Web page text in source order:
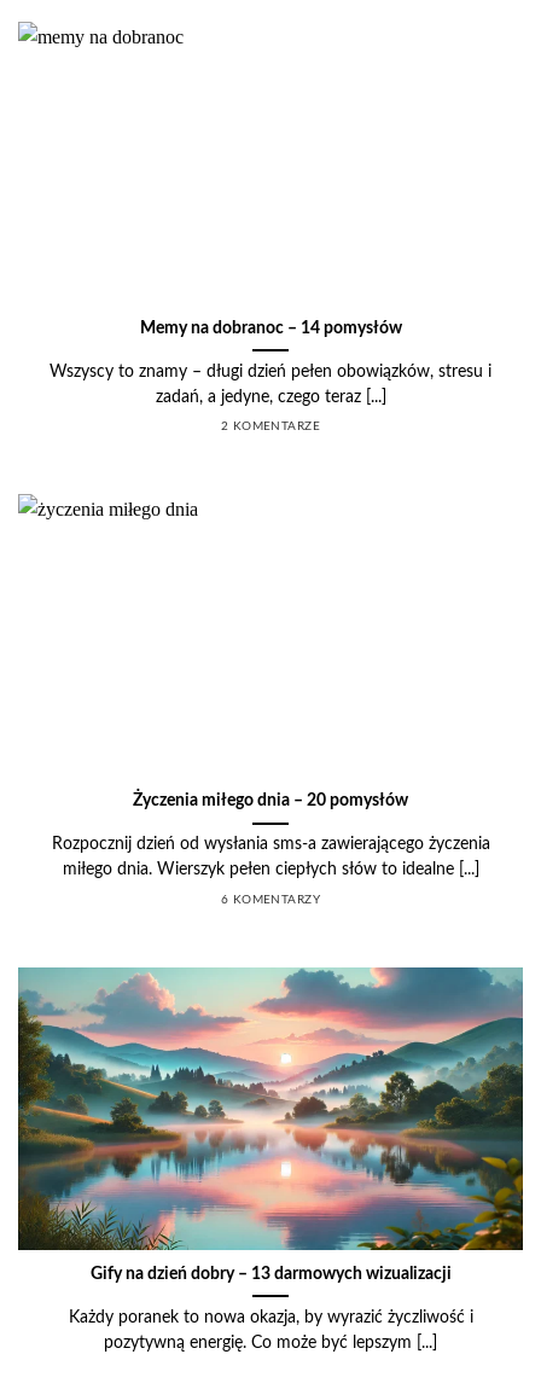
Memy na dobranoc – 14 pomysłów
Wszyscy to znamy – długi dzień pełen obowiązków, stresu i
zadań, a jedyne, czego teraz [...]
2 KOMENTARZE
Życzenia miłego dnia – 20 pomysłów
Rozpocznij dzień od wysłania sms-a zawierającego życzenia
miłego dnia. Wierszyk pełen ciepłych słów to idealne [...]
6 KOMENTARZY
Gify na dzień dobry – 13 darmowych wizualizacji
Każdy poranek to nowa okazja, by wyrazić życzliwość i
pozytywną energię. Co może być lepszym [...]